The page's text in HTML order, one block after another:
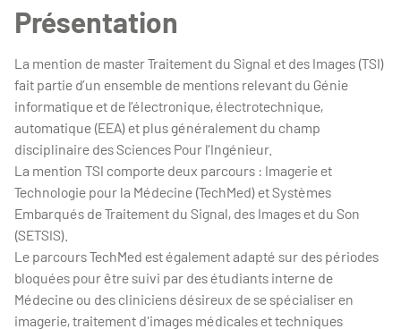
Présentation
La mention de master Traitement du Signal et des Images (TSI)
fait partie d’un ensemble de mentions relevant du Génie
informatique et de l’électronique, électrotechnique,
automatique (EEA) et plus généralement du champ
disciplinaire des Sciences Pour l’Ingénieur.
La mention TSI comporte deux parcours : Imagerie et
Technologie pour la Médecine (TechMed) et Systèmes
Embarqués de Traitement du Signal, des Images et du Son
(SETSIS).
Le parcours TechMed est également adapté sur des périodes
bloquées pour être suivi par des étudiants interne de
Médecine ou des cliniciens désireux de se spécialiser en
imagerie, traitement d'images médicales et techniques